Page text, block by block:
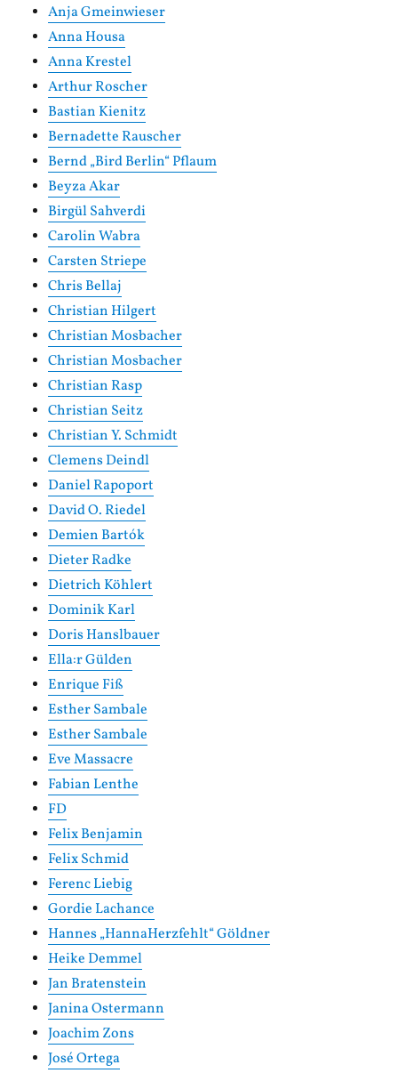
Anja Gmeinwieser
Anna Housa
Anna Krestel
Arthur Roscher
Bastian Kienitz
Bernadette Rauscher
Bernd „Bird Berlin“ Pflaum
Beyza Akar
Birgül Sahverdi
Carolin Wabra
Carsten Striepe
Chris Bellaj
Christian Hilgert
Christian Mosbacher
Christian Mosbacher
Christian Rasp
Christian Seitz
Christian Y. Schmidt
Clemens Deindl
Daniel Rapoport
David O. Riedel
Demien Bartók
Dieter Radke
Dietrich Köhlert
Dominik Karl
Doris Hanslbauer
Ella:r Gülden
Enrique Fiß
Esther Sambale
Esther Sambale
Eve Massacre
Fabian Lenthe
FD
Felix Benjamin
Felix Schmid
Ferenc Liebig
Gordie Lachance
Hannes „HannaHerzfehlt“ Göldner
Heike Demmel
Jan Bratenstein
Janina Ostermann
Joachim Zons
José Ortega